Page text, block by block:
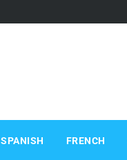
FRENCH
SPANISH